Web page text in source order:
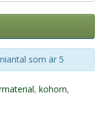
som är 5
, kohorn,